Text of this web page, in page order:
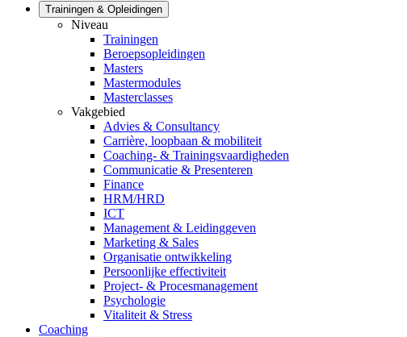
Trainingen & Opleidingen
Niveau
Trainingen
Beroepsopleidingen
Masters
Mastermodules
Masterclasses
Vakgebied
Advies & Consultancy
Carrière, loopbaan & mobiliteit
Coaching- & Trainingsvaardigheden
Communicatie & Presenteren
Finance
HRM/HRD
ICT
Management & Leidinggeven
Marketing & Sales
Organisatie ontwikkeling
Persoonlijke effectiviteit
Project- & Procesmanagement
Psychologie
Vitaliteit & Stress
Coaching